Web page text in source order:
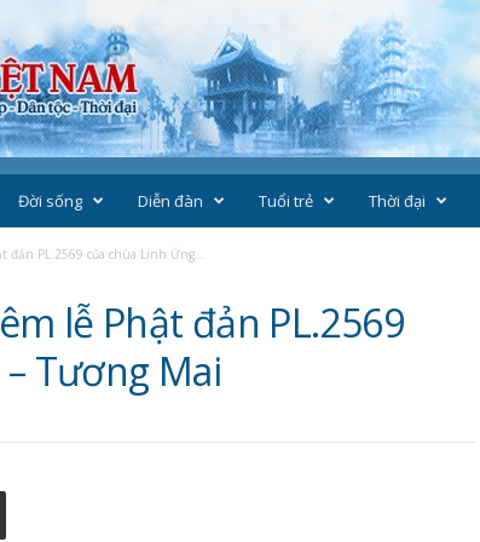
Đời sống Diễn đàn Tuổi trẻ Thời đại
đản PL.2569 của chùa Linh Ứng...
lễ Phật đản PL.2569
Tương Mai